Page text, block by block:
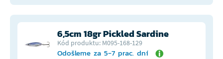
6,5cm 18gr Pickled Sardine
Kód produktu: M095-168-129
Odošleme za 5-7 prac. dní